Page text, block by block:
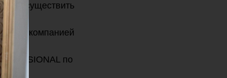
осуществить
компанией
по